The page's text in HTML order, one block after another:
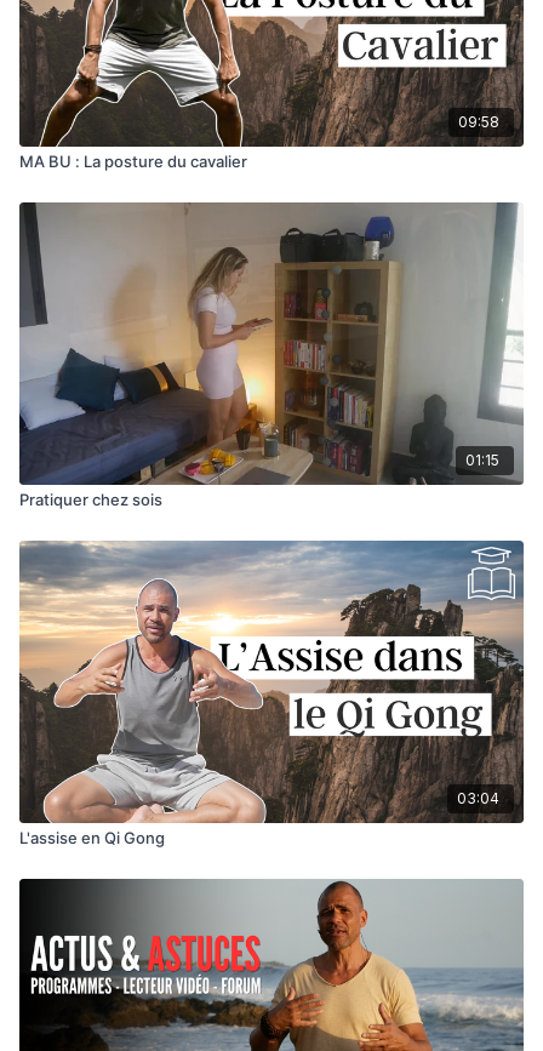
09:58
MA BU : La posture du cavalier
01:15
Pratiquer chez sois
03:04
L'assise en Qi Gong